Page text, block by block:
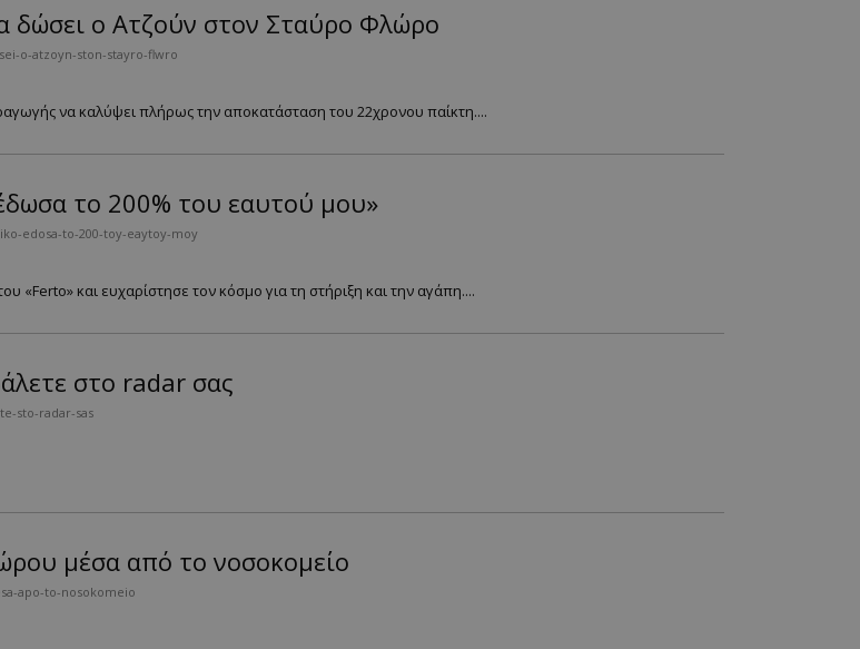
δώσει ο Ατζούν στον Σταύρο Φλώρο
o-atzoyn-ston-stayro-flwro
να καλύψει πλήρως την αποκατάσταση του 22χρονου παίκτη....
το 200% του εαυτού μου»
edosa-to-200-toy-eaytoy-moy
και ευχαρίστησε τον κόσμο για τη στήριξη και την αγάπη....
στο radar σας
sto-radar-sas
μέσα από το νοσοκομείο
apo-to-nosokomeio